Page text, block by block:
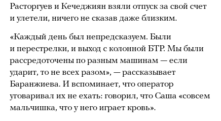
Расторгуев и Кечеджиян взяли отпуск за свой счет
и улетели, ничего не сказав даже близким.
«Каждый день был непредсказуем. Были
и перестрелки, и выход с колонной БТР. Мы были
рассредоточены по разным машинам — если
ударит, то не всех разом», — рассказывает
Баранжиева. И вспоминает, что оператор
уговаривал их не ехать: говорил, что Саша «совсем
мальчишка, что у него играет кровь».